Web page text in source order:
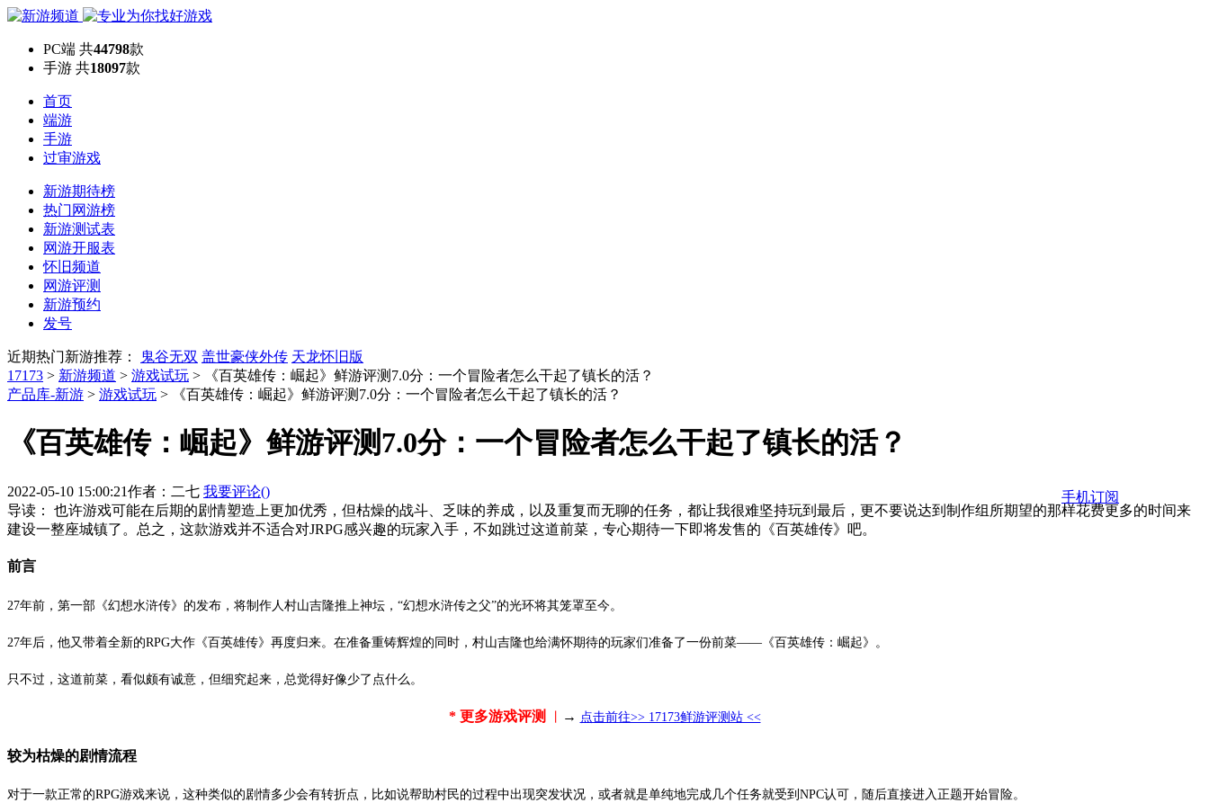
PC端 共44798款
手游 共18097款
首页
端游
手游
过审游戏
新游期待榜
热门网游榜
新游测试表
网游开服表
怀旧频道
网游评测
新游预约
发号
近期热门新游推荐： 鬼谷无双 盖世豪侠外传 天龙怀旧版
17173 > 新游频道 > 游戏试玩 >
《百英雄传：崛起》鲜游评测7.0分：一个冒险者怎么干起了镇长的活？
产品库-新游 > 游戏试玩 > 《百英雄传：崛起》鲜游评测7.0分：一个冒险者怎么干起了镇长的活？
《百英雄传：崛起》鲜游评测7.0分：一个冒险者怎么干起了镇长的活？
2022-05-10 15:00:21作者：二七 手机订阅
我要评论()
导读：
也许游戏可能在后期的剧情塑造上更加优秀，但枯燥的战斗、乏味的养成，以及重复而无聊的任务，都让我很难坚持玩到最后，更不要说达到制作组所期望的那样花费更多的时间来
建设一整座城镇了。总之，这款游戏并不适合对JRPG感兴趣的玩家入手，不如跳过这道前菜，专心期待一下即将发售的《百英雄传》吧。
前言
27年前，第一部《幻想水浒传》的发布，将制作人村山吉隆推上神坛，“幻想水浒传之父”的光环将其笼罩至今。
27年后，他又带着全新的RPG大作《百英雄传》再度归来。在准备重铸辉煌的同时，村山吉隆也给满怀期待的玩家们准备了一份前菜——《百英雄传：崛起》。
只不过，这道前菜，看似颇有诚意，但细究起来，总觉得好像少了点什么。
* 更多游戏评测 → 点击前往>> 17173鲜游评测站 <<
较为枯燥的剧情流程
对于一款正常的RPG游戏来说，这种类似的剧情多少会有转折点，比如说帮助村民的过程中出现突发状况，或者就是单纯地完成几个任务就受到NPC认可，随后直接进入正题开始冒险。